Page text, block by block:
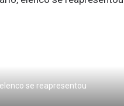
se reapresentou